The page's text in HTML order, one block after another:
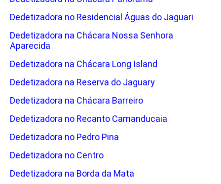
Dedetizadora no Residencial Águas do Jaguari
Dedetizadora na Chácara Nossa Senhora
Aparecida
Dedetizadora na Chácara Long Island
Dedetizadora na Reserva do Jaguary
Dedetizadora na Chácara Barreiro
Dedetizadora no Recanto Camanducaia
Dedetizadora no Pedro Pina
Dedetizadora no Centro
Dedetizadora na Borda da Mata